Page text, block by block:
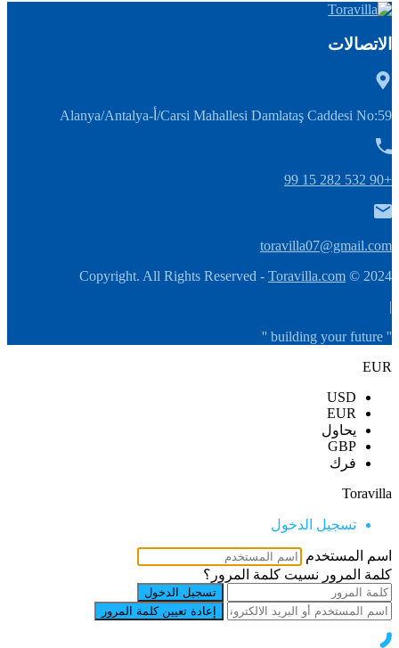
الاتصالات
Carsi Mahallesi Damlataş Caddesi No:59/أ-Alanya/Antalya
+90 532 282 15 99
toravilla07@gmail.com
2024 © Copyright. All Rights Reserved -
Toravilla.com
|
'' building your future ''
EUR
USD
EUR
يحاول
GBP
فرك
Toravilla
تسجيل الدخول
اسم المستخدم
كلمة المرور نسيت كلمة المرور؟
تسجيل الدخول
إعادة تعيين كلمة المرور